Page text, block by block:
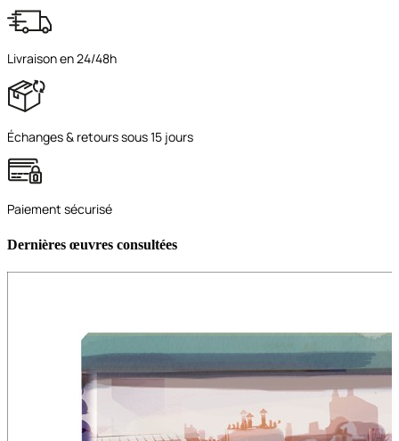
Livraison en 24/48h
Échanges & retours sous 15 jours
Paiement sécurisé
Dernières œuvres consultées